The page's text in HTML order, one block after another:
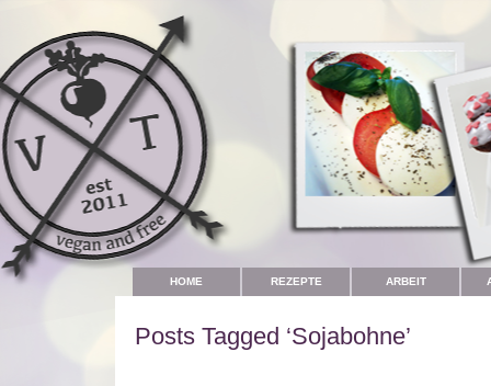
HOME REZEPTE ARBEIT
Posts Tagged ‘Sojabohne’